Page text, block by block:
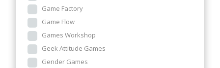
Game Factory
Game Flow
Games Workshop
Geek Attitude Games
Gender Games